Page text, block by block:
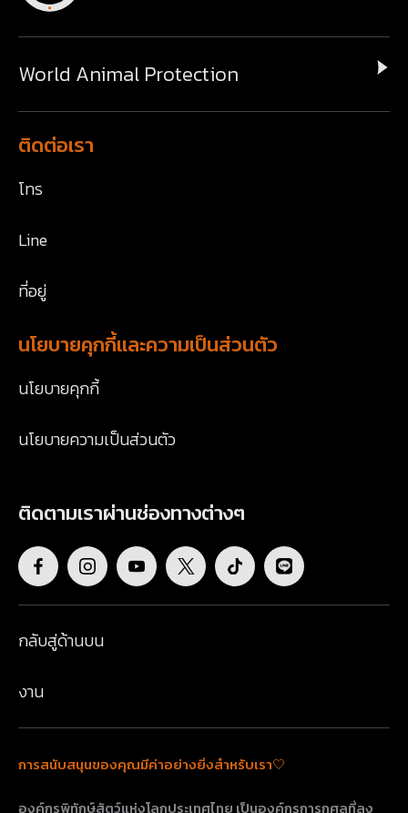
World Animal Protection
ติดต่อเรา
โทร
Line
ที่อยู่
นโยบายคุกกี้และความเป็นส่วนตัว
นโยบายคุกกี้
นโยบายความเป็นส่วนตัว
ติดตามเราผ่านช่องทางต่างๆ
กลับสู่ด้านบน
งาน
การสนับสนุนของคุณมีค่าอย่างยิ่งสำหรับเรา🤍
องค์กรพิทักษ์สัตว์แห่งโลกประเทศไทย เป็นองค์กรการกุศลที่ลง